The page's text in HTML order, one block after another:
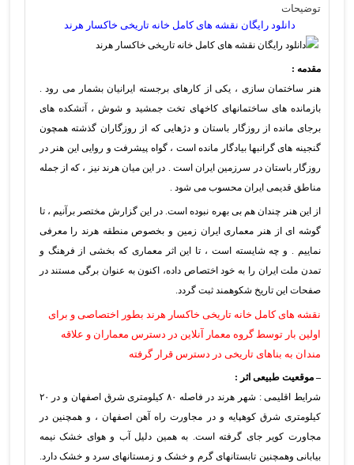
توضیحات
دانلود رایگان نقشه های کامل خانه تاریخی خاکسار هرند
مقدمه :
هنر ساختمان سازی ، یکی از کارهای برجسته ایرانیان بشمار می رود .
بازمانده های ساختمانهای کاخهای تخت جمشید و شوش ، آتشکده های
برجای مانده از روزگار باستان و دژهایی که از روزگاران گذشته همچون
گنجینه های گرانبها بیادگار مانده است ، گواه پیشرفت و روایی این هنر در
روزگار باستان در سرزمین ایران است . در این میان هرند نیز ، که از جمله
مناطق قدیمی ایران محسوب می شود .
از این هنر چندان هم بی بهره نبوده است. در این گزارش مختصر برآنیم ، تا
گوشه ای از هنر معماری ایران زمین و بخصوص منطقه هرند را معرفی
نماییم . و چه شایسته است ، تا این اثر معماری که بخشی از فرهنگ و
تمدن ملت ایران را به خود اختصاص داده، اکنون به عنوان برگی مستند در
صفحات این تاریخ شکوهمند ثبت گردد.
نقشه های کامل خانه تاریخی خاکسار هرند بطور اختصاصی و برای
اولین بار توسط گروه معمار آنلاین در دسترس معماران و علاقه
مندان به بناهای تاریخی در دسترس قرار گرفته
– موقعیت طبیعی اثر :
شرایط اقلیمی : شهر هرند در فاصله ۸۰ کیلومتری شرق اصفهان و در ۲۰
کیلومتری شرق کوهپایه و در مجاورت راه آهن اصفهان ، و همچنین در
مجاورت کویر جای گرفته است. به همین دلیل آب و هوای خشک نیمه
بیابانی وهمچنین تابستانهای گرم و خشک و زمستانهای سرد و خشک دارد.